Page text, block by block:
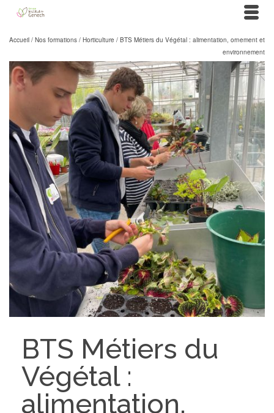
Accueil / Nos formations / Horticulture / BTS Métiers du Végétal : alimentation, ornement et
environnement
BTS Métiers du
Végétal :
alimentation,